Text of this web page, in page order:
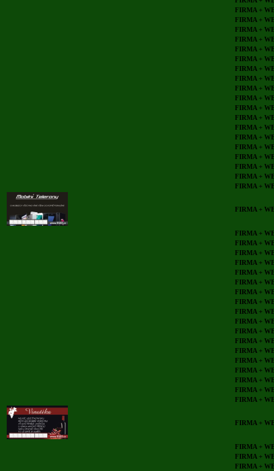
FIRMA +
FIRMA +
FIRMA +
FIRMA +
FIRMA +
FIRMA +
FIRMA +
FIRMA +
FIRMA +
FIRMA +
FIRMA +
FIRMA +
FIRMA +
FIRMA +
FIRMA +
FIRMA +
FIRMA +
FIRMA +
FIRMA +
FIRMA +
FIRMA +
FIRMA +
FIRMA +
FIRMA +
FIRMA +
FIRMA +
FIRMA +
FIRMA +
FIRMA +
FIRMA +
FIRMA +
FIRMA +
FIRMA +
FIRMA +
FIRMA +
FIRMA +
FIRMA +
FIRMA +
FIRMA +
FIRMA +
FIRMA +
FIRMA +